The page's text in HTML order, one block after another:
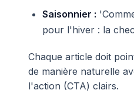
Saisonnier :
pour l'hiver : la
Chaque article doit
de manière naturelle
l'action (CTA) clairs.